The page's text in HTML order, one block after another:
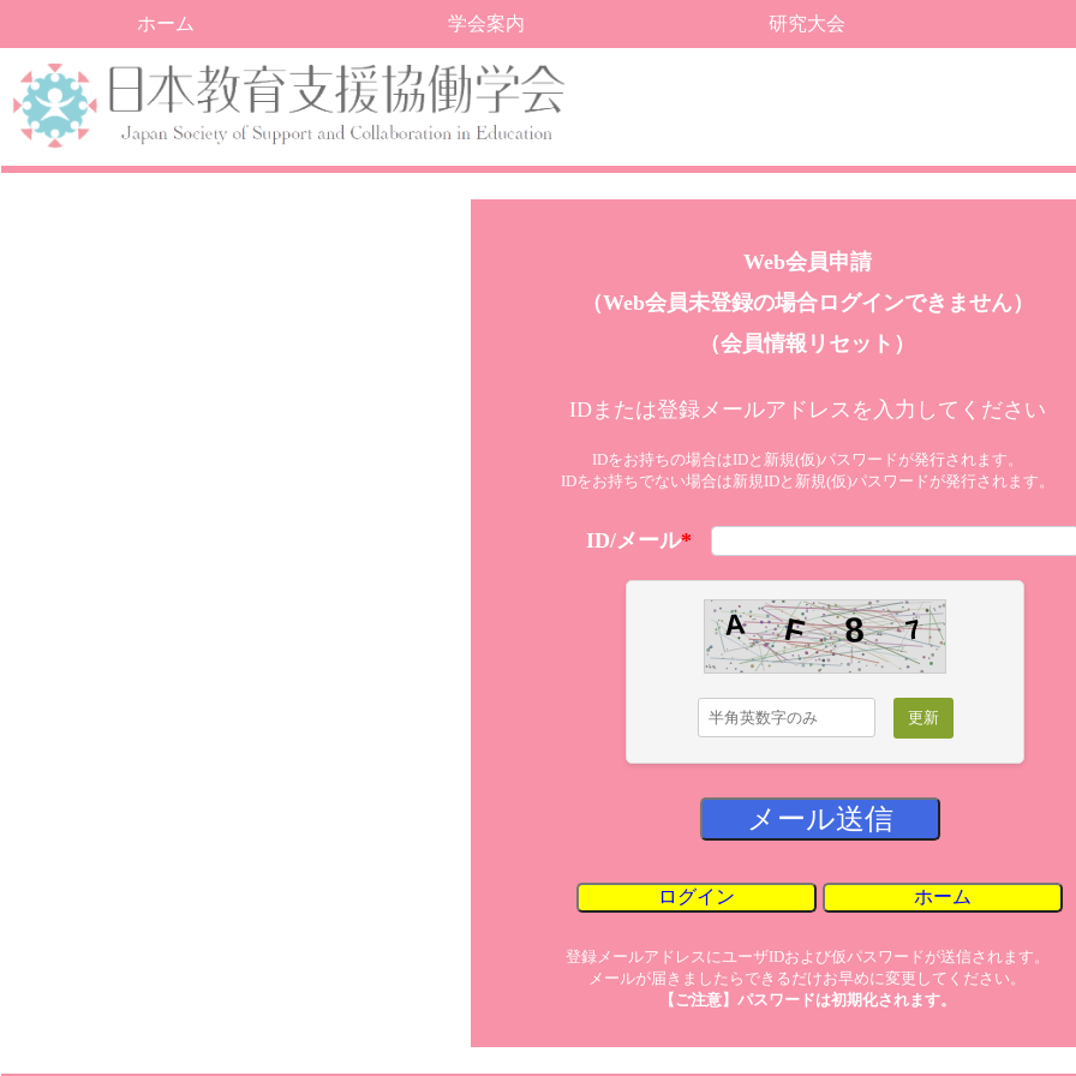
ホーム 学会案内 研究大会
Web会員申請
（Web会員未登録の場合ログインできません）
（会員情報リセット）
IDまたは登録メールアドレスを入力してください
IDをお持ちの場合はIDと新規(仮)パスワードが発行されます。
IDをお持ちでない場合は新規IDと新規(仮)パスワードが発行されます。
ID/メール*
A F 8 7
更新
メール送信
ログイン ホーム
登録メールアドレスにユーザIDおよび仮パスワードが送信されます。
メールが届きましたらできるだけお早めに変更してください。
【ご注意】パスワードは初期化されます。